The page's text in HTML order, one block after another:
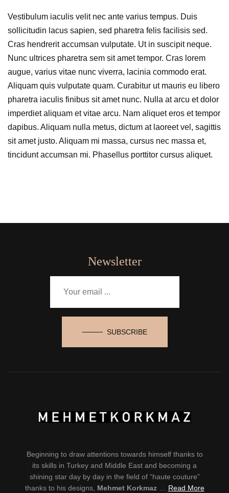
Vestibulum iaculis velit nec ante varius tempus. Duis
sollicitudin lacus sapien, sed pharetra felis facilisis sed.
Cras hendrerit accumsan vulputate. Ut in suscipit neque.
Nunc ultrices pharetra sem sit amet tempor. Cras lorem
augue, varius vitae nunc viverra, lacinia commodo erat.
Aliquam quis vulputate quam. Curabitur ut mauris eu libero
pharetra iaculis finibus sit amet nunc. Nulla at arcu et dolor
imperdiet aliquam et vitae arcu. Nam aliquet eros et tempor
dapibus. Aliquam nulla metus, dictum at laoreet vel, sagittis
sit amet justo. Aliquam mi massa, cursus nec massa et,
tincidunt accumsan mi. Phasellus porttitor cursus aliquet.
Newsletter
SUBSCRIBE
Beginning to draw attentions towards himself thanks to
its skills in Turkey and Middle East and becoming a
shining star day by day in the field of “haute couture”
thanks to his designs, Mehmet Korkmaz Read More